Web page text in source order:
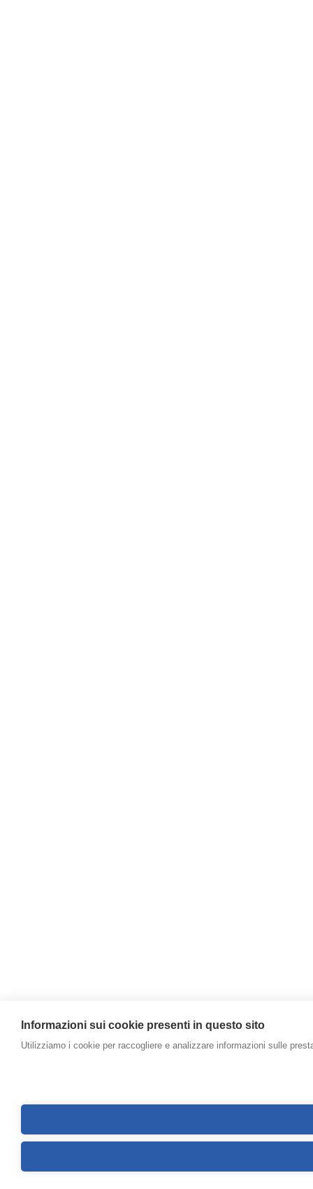
Informazioni sui cookie presenti in questo sito
Utilizziamo i cookie per raccogliere e analizzare informazioni sulle